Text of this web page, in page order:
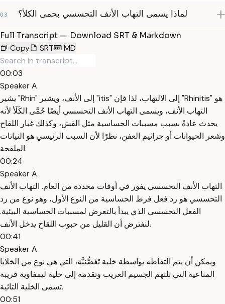
03 لماذا يسمى التهاب الأنف التحسسي بحمى الكلأ؟
Full Transcript — Download SRT & Markdown
Copy
SRT MD
00:03
Speaker A
يشير "Rhin" إلى الأنف، ويشير "itis" إلى الالتهاب، لذا فإن "Rhinitis" هو
التهاب الأنف، ويسمى التهاب الأنف التحسسي أيضًا حُمَّى الكَلَأ لأنه
يحدث عادةً بسبب مسببات الحساسية مثل القش، وكذلك غبار اللقاح
وشعر الحيوانات أو جراثيم العفن، نظرًا لأن السبب الرئيسي هو النياتات
الملقحة.
00:24
Speaker A
التهاب الأنف التحسسي يفور في أوقات محددة من العام. التهاب الأنف
التحسسي هو رد فعل فرط الحساسية من النوع الأول، وهو نوع من رد
الفعل التحسسي الذي يبدأ بالتعرض لمسببات الحساسية البيئية.
لنفترض أن القليل من حبوب اللقاح يدخل الأنف.
00:41
Speaker A
ويمكن أن يتم التقاطه بواسطة خلية تَغَصُّنيَّة، التي هي نوع من الخلايا
المناعية التي تلتهم الجسيم الغريب وتقدمه إلى خلية ليمفاوية قريبة
تسمى الخلية التائية.
00:51